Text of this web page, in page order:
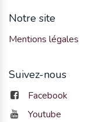
Notre site
Mentions légales
Suivez-nous
Facebook
Youtube